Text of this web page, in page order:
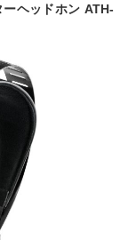
ヘッドホン ATH-